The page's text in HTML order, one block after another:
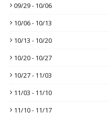
09/29 - 10/06
10/06 - 10/13
10/13 - 10/20
10/20 - 10/27
10/27 - 11/03
11/03 - 11/10
11/10 - 11/17